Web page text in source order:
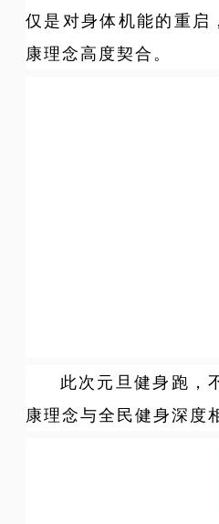
仅是对身体机能的重启
康理念高度契合。
此次元旦健身跑，
康理念与全民健身深度